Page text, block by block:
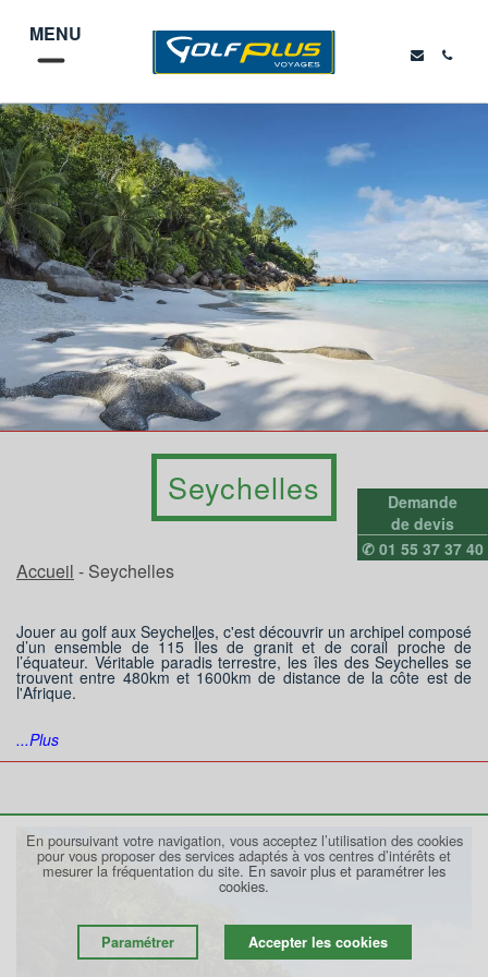
MENU
Seychelles
Accueil - Seychelles
Jouer au golf aux Seychelles, c'est découvrir un archipel composé
d’un ensemble de 115 Îles de granit et de corail proche de
l’équateur. Véritable paradis terrestre, les îles des Seychelles se
trouvent entre 480km et 1600km de distance de la côte est de
l'Afrique.
...Plus
Demande
de devis
✆ 01 55 37 37 40
En poursuivant votre navigation, vous acceptez l’utilisation des cookies
pour vous proposer des services adaptés à vos centres d’intérêts et
mesurer la fréquentation du site. En savoir plus et paramétrer les
cookies.
Paramétrer Accepter les cookies